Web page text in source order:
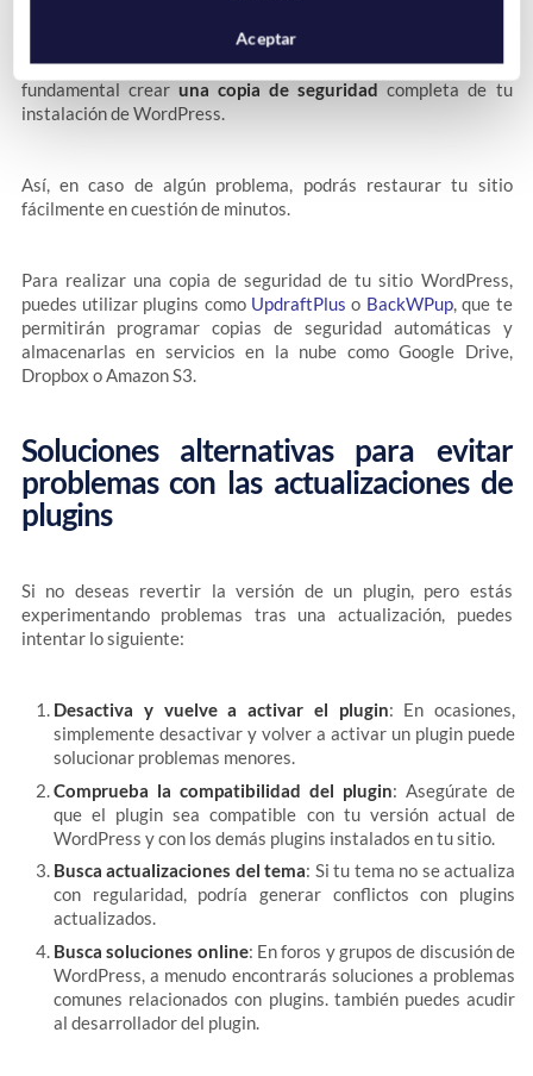
Antes de realizar cualquier cambio en tu sitio web, es
fundamental crear una copia de seguridad completa de tu
instalación de WordPress.
Así, en caso de algún problema, podrás restaurar tu sitio
fácilmente en cuestión de minutos.
Para realizar una copia de seguridad de tu sitio WordPress,
puedes utilizar plugins como UpdraftPlus o BackWPup, que te
permitirán programar copias de seguridad automáticas y
almacenarlas en servicios en la nube como Google Drive,
Dropbox o Amazon S3.
Soluciones alternativas para evitar
problemas con las actualizaciones de
plugins
Si no deseas revertir la versión de un plugin, pero estás
experimentando problemas tras una actualización, puedes
intentar lo siguiente:
Desactiva y vuelve a activar el plugin: En ocasiones,
simplemente desactivar y volver a activar un plugin puede
solucionar problemas menores.
Comprueba la compatibilidad del plugin: Asegúrate de
que el plugin sea compatible con tu versión actual de
WordPress y con los demás plugins instalados en tu sitio.
Busca actualizaciones del tema: Si tu tema no se actualiza
con regularidad, podría generar conflictos con plugins
actualizados.
Busca soluciones online: En foros y grupos de discusión de
WordPress, a menudo encontrarás soluciones a problemas
comunes relacionados con plugins. también puedes acudir
al desarrollador del plugin.
Aceptar